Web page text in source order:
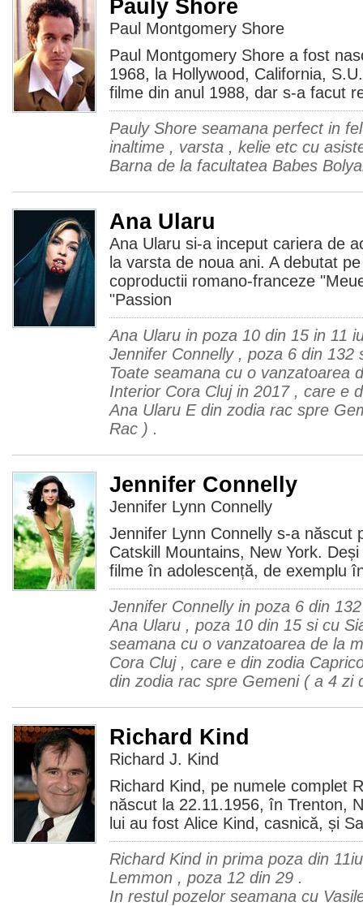
Pauly Shore
Paul Montgomery Shore
Paul Montgomery Shore a fost
1968, la Hollywood, California,
filme din anul 1988, dar s-a facut
Pauly Shore seamana perfect in
inaltime , varsta , kelie etc cu
Barna de la facultatea Babes
Ana Ularu
Ana Ularu si-a inceput cariera de
la varsta de noua ani. A debutat
coproductii romano-franceze
"Passion
Ana Ularu in poza 10 din 15 in 11
Jennifer Connelly , poza 6 din 132
Toate seamana cu o vanzatoarea
Interior Cora Cluj in 2017 , care e
Ana Ularu E din zodia rac spre
Rac ) .
Jennifer Connelly
Jennifer Lynn Connelly
Jennifer Lynn Connelly s-a născut
Catskill Mountains, New York.
filme în adolescență, de exemplu
Jennifer Connelly in poza 6 din
Ana Ularu , poza 10 din 15 si cu
seamana cu o vanzatoarea de la
Cora Cluj , care e din zodia
din zodia rac spre Gemeni ( a 4 zi
Richard Kind
Richard J. Kind
Richard Kind, pe numele complet
născut la 22.11.1956, în Trenton,
lui au fost Alice Kind, casnică, și
Richard Kind in prima poza din
Lemmon , poza 12 din 29 .
In restul pozelor seamana cu